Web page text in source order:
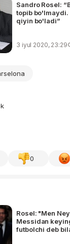
Sandro Rosel:
topib bo'lmaydi.
qiyin bo'ladi”
3 iyul 2020, 23:29
0
Rosel: "Men
Messidan
futbolchi deb